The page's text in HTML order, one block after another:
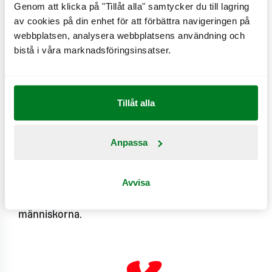
Genom att klicka på "Tillåt alla" samtycker du till lagring
av cookies på din enhet för att förbättra navigeringen på
webbplatsen, analysera webbplatsens användning och
bistå i våra marknadsföringsinsatser.
Tillåt alla
Anpassa
Avvisa
Näringsämnen & värden
Se produktinformation
Välkommen!
Krysset är inte bara en hamburgerrestaurang,
Krysset är en älskad plats, nästan lite kult.
människorna.